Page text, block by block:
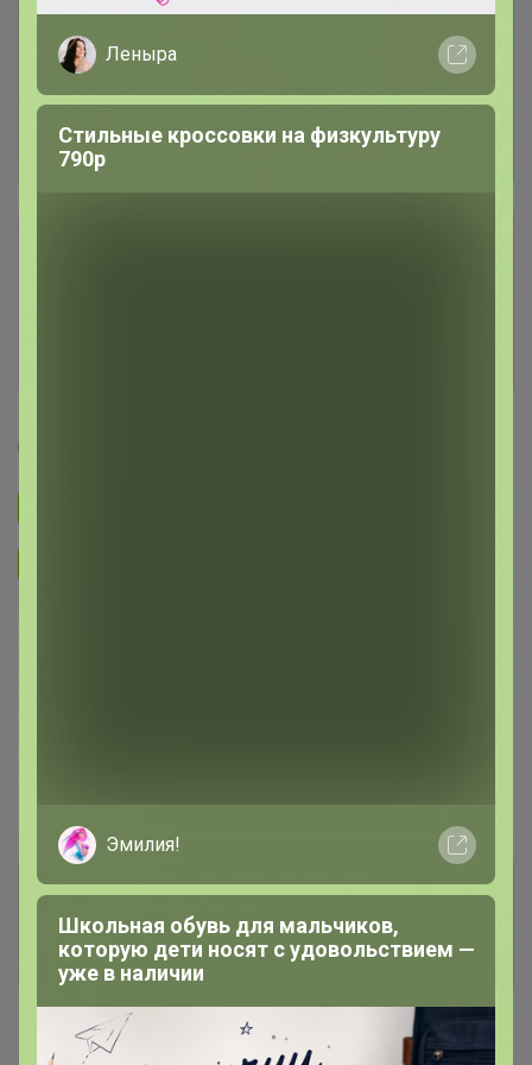
Пристрой 1 лот
Комментарии к лотам 239
Отзывы участников 443
Новости
Леныра
Стильные кроссовки на физкультуру
790р
Эмилия!
Школьная обувь для мальчиков,
которую дети носят с удовольствием —
уже в наличии